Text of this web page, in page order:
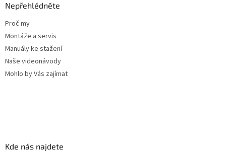
Nepřehlédněte
Proč my
Montáže a servis
Manuály ke stažení
Naše videonávody
Mohlo by Vás zajímat
Kde nás najdete